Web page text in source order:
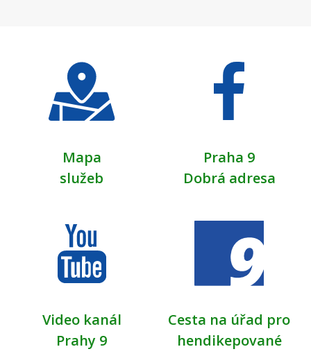
Mapa
služeb
Praha 9
Dobrá adresa
Video kanál
Prahy 9
Cesta na úřad pro
hendikepované